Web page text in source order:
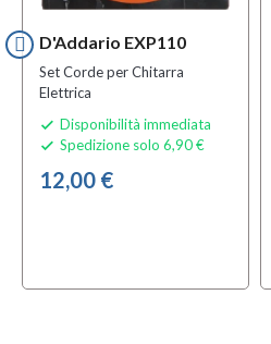
D'Addario EXP110
Set Corde per Chitarra
Elettrica
 Disponibilità immediata
 Spedizione solo 6,90 €
12,00 €